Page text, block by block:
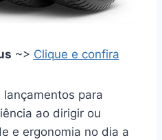
~> Clique e confira
para
ao dirigir ou
e ergonomia no dia a